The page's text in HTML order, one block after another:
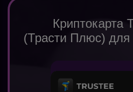
Криптокарта
(Трасти Плюс)